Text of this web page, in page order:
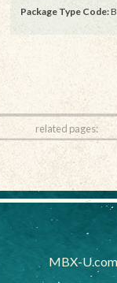
Package Type Code:
related pages:
MBX-